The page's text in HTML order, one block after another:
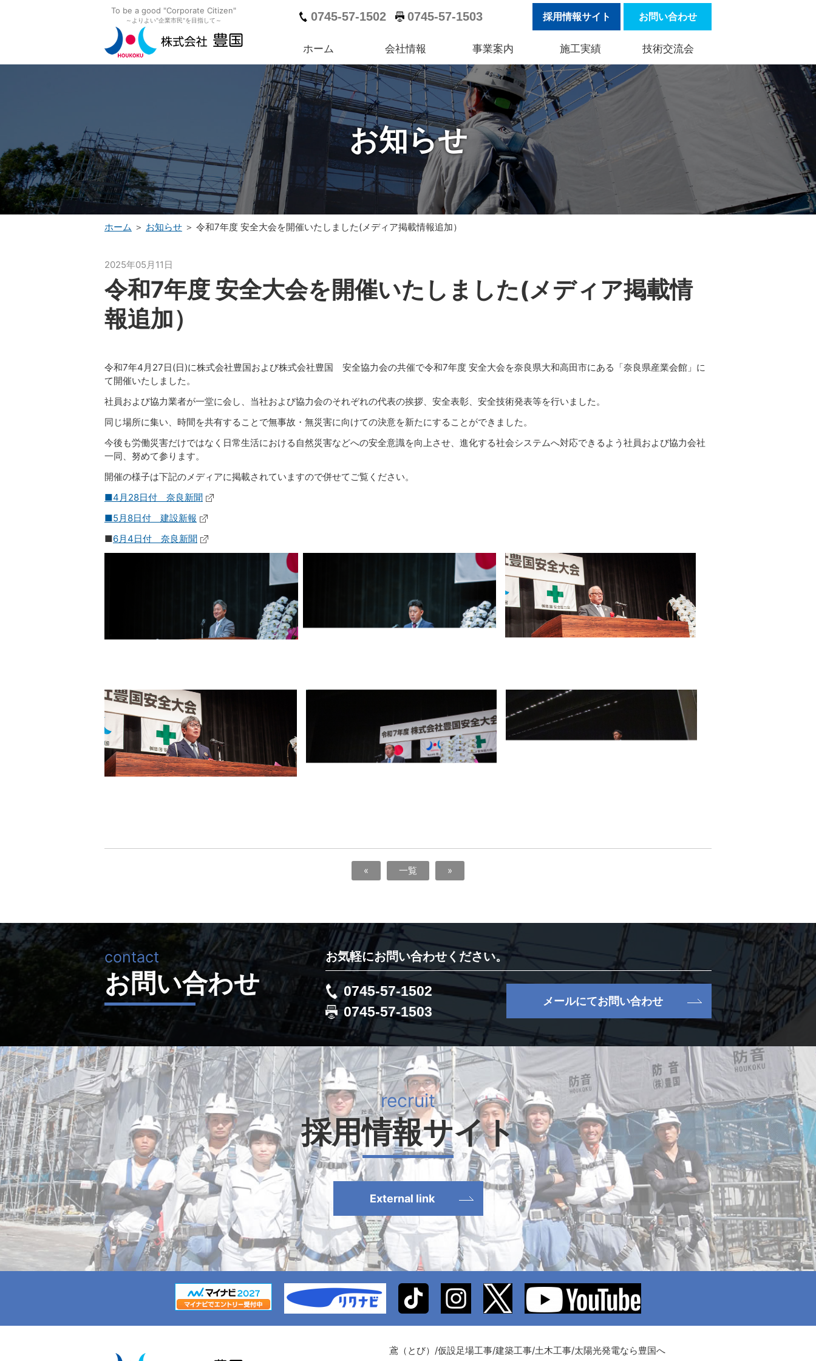
To be a good "Corporate Citizen"
～よりよい"企業市民"を目指して～ 0745-57-1502 0745-57-1503 採用情報サイト お問い合わせ
ホーム 会社情報 事業案内 施工実績 技術交流会
お知らせ
ホーム ＞ お知らせ ＞ 令和7年度 安全大会を開催いたしました(メディア掲載情報追加）
2025年05月11日
令和7年度 安全大会を開催いたしました(メディア掲載情
報追加）
令和7年4月27日(日)に株式会社豊国および株式会社豊国 安全協力会の共催で令和7年度 安全大会を奈良県大和高田市にある「奈良県産業会館」に
て開催いたしました。
社員および協力業者が一堂に会し、当社および協力会のそれぞれの代表の挨拶、安全表彰、安全技術発表等を行いました。
同じ場所に集い、時間を共有することで無事故・無災害に向けての決意を新たにすることができました。
今後も労働災害だけではなく日常生活における自然災害などへの安全意識を向上させ、進化する社会システムへ対応できるよう社員および協力会社
一同、努めて参ります。
開催の様子は下記のメディアに掲載されていますので併せてご覧ください。
■4月28日付 奈良新聞
■5月8日付 建設新報
■6月4日付 奈良新聞
« 一覧 »
お問い合わせ
お気軽にお問い合わせください。
0745-57-1502
0745-57-1503
メールにてお問い合わせ
採用情報サイト
External link
鳶（とび）/仮設足場工事/建築工事/土木工事/太陽光発電なら豊国へ